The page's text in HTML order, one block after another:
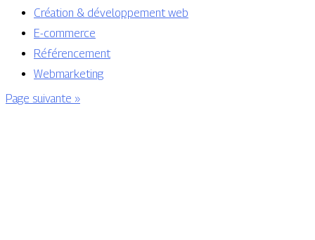
Création & développement web
E-commerce
Référencement
Webmarketing
Page suivante »